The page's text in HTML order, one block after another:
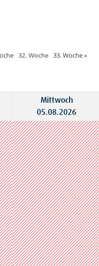
32. Woche 33. Woche»
Mittwoch
05.08.2026